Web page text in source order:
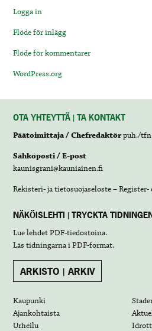
Logga in
Flöde för inlägg
Flöde för kommentarer
WordPress.org
OTA YHTEYTTÄ | TA KONTAKT
Päätoimittaja / Chefredaktörpuh./tfn
Sähköposti / E-post
kaunisgrani@kauniainen.fi
Rekisteri- ja tietosuojaseloste – Register-
NÄKÖISLEHTI | TRYCKTA
Lue lehdetPDF-tiedostoina.
Läs tidningarna iPDF-format.
ARKISTO | ARKIV
Kaupunki
Ajankohtaista
Urheilu
Idrott